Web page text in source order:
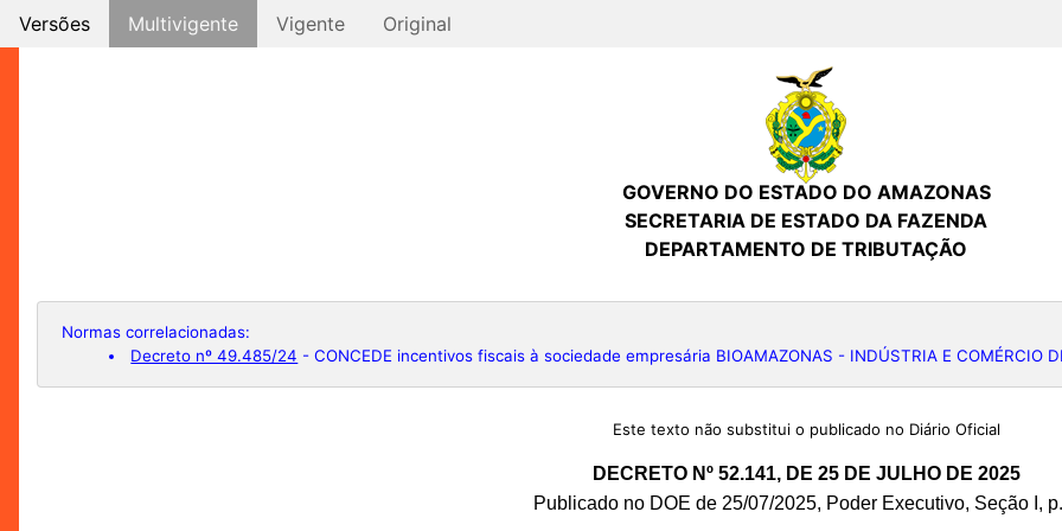
Versões Multivigente Vigente Original
GOVERNO DO ESTADO DO AMAZONAS
SECRETARIA DE ESTADO DA FAZENDA
DEPARTAMENTO DE TRIBUTAÇÃO
Normas correlacionadas:
Decreto nº 49.485/24 - CONCEDE incentivos fiscais à sociedade empresária BIOAMAZONAS - INDÚSTRIA E COMÉRCIO
Este texto não substitui o publicado no Diário Oficial
DECRETO Nº 52.141, DE 25 DE JULHO DE 2025
Publicado no DOE de 25/07/2025, Poder Executivo, Seção I,